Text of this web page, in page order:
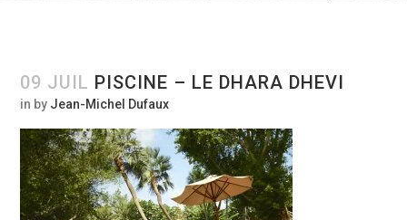
09 JUIL PISCINE – LE DHARA DHEVI
in by Jean-Michel Dufaux